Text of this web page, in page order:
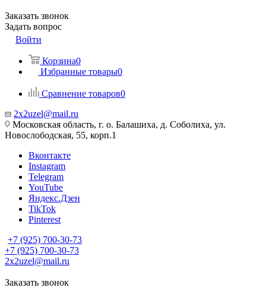
Заказать звонок
Задать вопрос
Войти
Корзина0
Избранные товары0
Сравнение товаров0
2x2uzel@mail.ru
Московская область, г. о. Балашиха, д. Соболиха, ул.
Новослободская, 55, корп.1
Вконтакте
Instagram
Telegram
YouTube
Яндекс.Дзен
TikTok
Pinterest
+7 (925) 700-30-73
+7 (925) 700-30-73
2x2uzel@mail.ru
Заказать звонок